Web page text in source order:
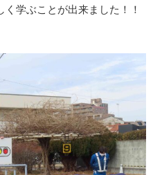
学ぶことが出来ました！！